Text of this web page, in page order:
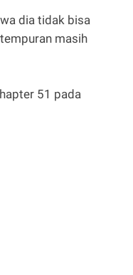
dia tidak bisa
masih
51 pada